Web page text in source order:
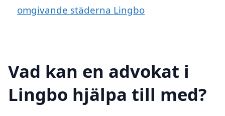
omgivande städerna Lingbo
Vad kan en advokat i
Lingbo hjälpa till med?